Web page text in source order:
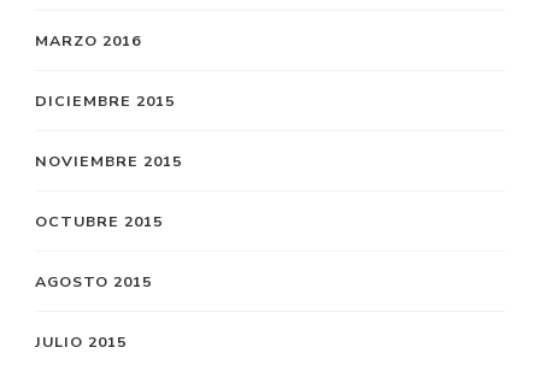
MARZO 2016
DICIEMBRE 2015
NOVIEMBRE 2015
OCTUBRE 2015
AGOSTO 2015
JULIO 2015